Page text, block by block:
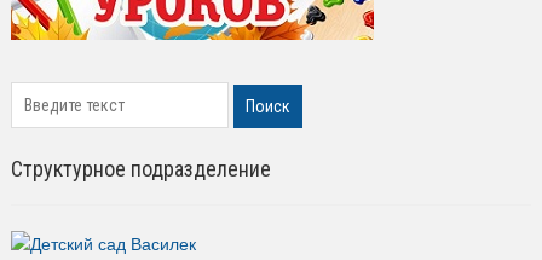
search
Поиск
Структурное подразделение